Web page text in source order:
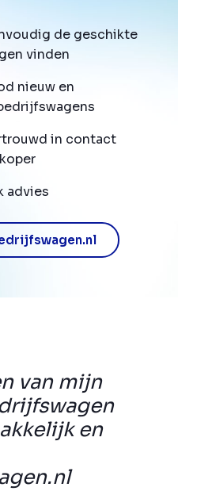
van mijn
en
de geschikte
vinden
nieuw en
in contact
advies